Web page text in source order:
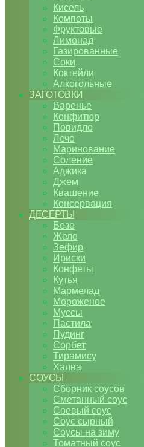
Кисель
Компоты
Фруктовые
Лимонад
Газированные
Соки
Коктейли
Алкогольные
ЗАГОТОВКИ
Варенье
Конфитюр
Повидло
Лечо
Маринование
Соление
Аджика
Джем
Квашение
Консервация
ДЕСЕРТЫ
Безе
Желе
Зефир
Ириски
Конфеты
Кутья
Мармелад
Мороженое
Муссы
Пастила
Пудинг
Сорбет
Тирамису
Халва
СОУСЫ
Сборник соусов
Сметанный соус
Соевый соус
Соус сырный
Соусы на зиму
Томатный соус